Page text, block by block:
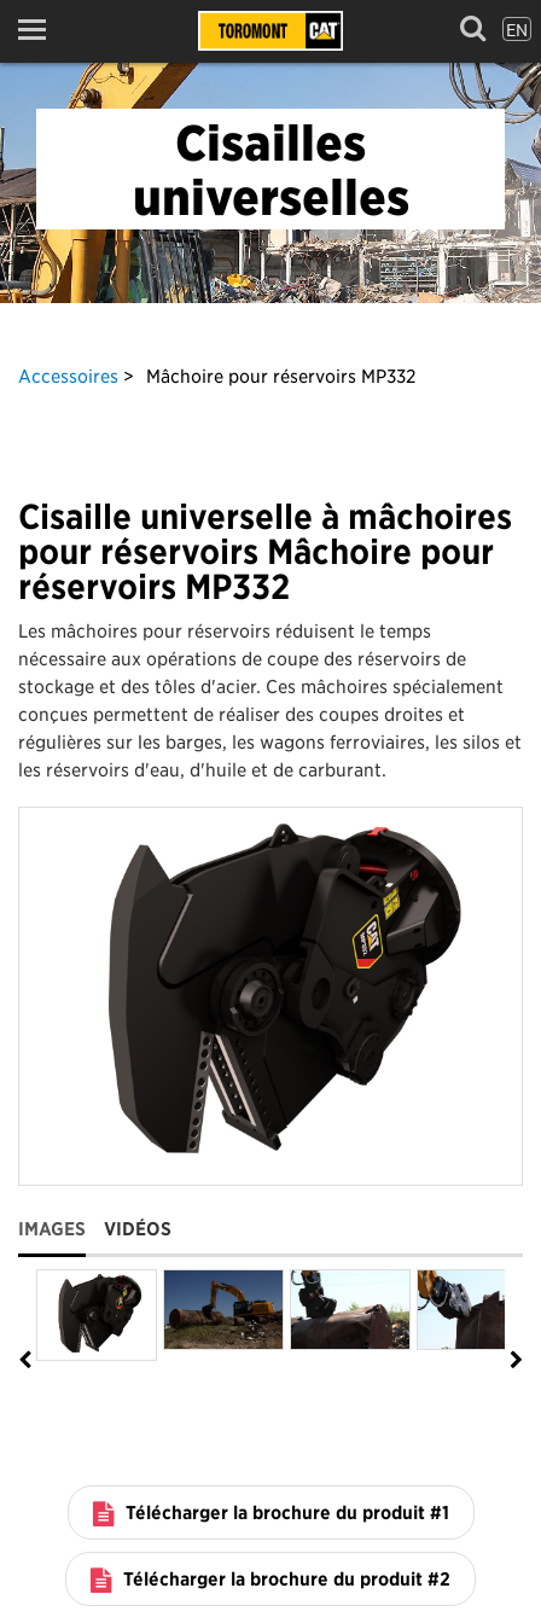
Menu EN
Cisailles
universelles
Accessoires Mâchoire pour réservoirs MP332
Cisaille universelle à mâchoires
pour réservoirs Mâchoire pour
réservoirs MP332
Les mâchoires pour réservoirs réduisent le temps
nécessaire aux opérations de coupe des réservoirs de
stockage et des tôles d'acier. Ces mâchoires spécialement
conçues permettent de réaliser des coupes droites et
régulières sur les barges, les wagons ferroviaires, les silos et
les réservoirs d'eau, d'huile et de carburant.
IMAGES VIDÉOS
Télécharger la brochure du produit #1
Télécharger la brochure du produit #2